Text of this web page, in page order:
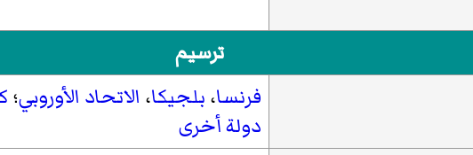
ترسيم
فرنسا، بلجيكا، الاتحاد الأوروبي؛
دولة أخرى